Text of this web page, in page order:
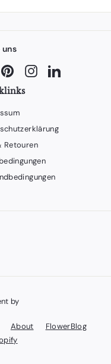
uns
PinterestInstagramLinkedIn
Retouren
by
About
FlowerBlog